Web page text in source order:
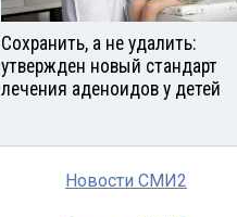
Сохранить, а не удалить:
утвержден новый стандарт
лечения аденоидов у детей
Новости СМИ2